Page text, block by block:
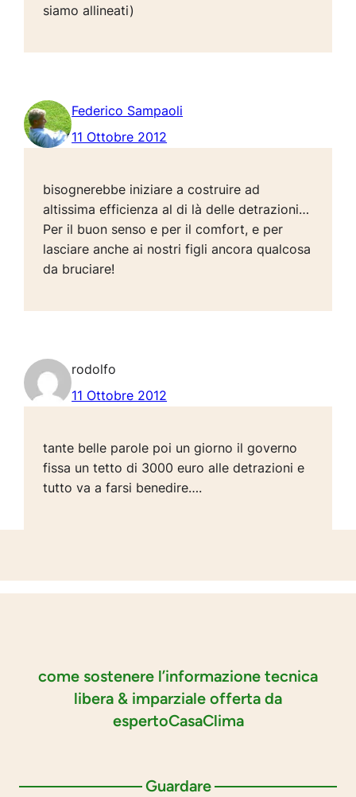
siamo allineati)
Federico Sampaoli
11 Ottobre 2012
bisognerebbe iniziare a costruire ad
altissima efficienza al di là delle detrazioni…
Per il buon senso e per il comfort, e per
lasciare anche ai nostri figli ancora qualcosa
da bruciare!
rodolfo
11 Ottobre 2012
tante belle parole poi un giorno il governo
fissa un tetto di 3000 euro alle detrazioni e
tutto va a farsi benedire….
come sostenere l’informazione tecnica
libera & imparziale offerta da
espertoCasaClima
Guardare